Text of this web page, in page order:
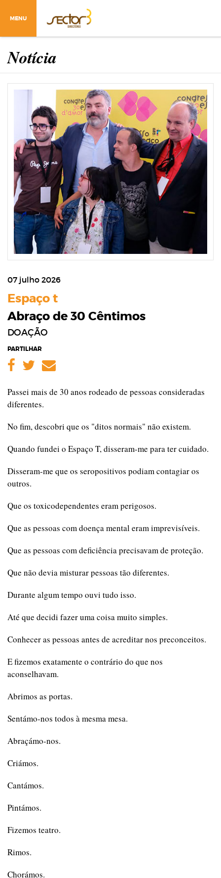
MENU
Notícia
07 julho 2026
Espaço t
Abraço de 30 Cêntimos
DOAÇÃO
PARTILHAR
Facebook
Twitter
Email
Passei mais de 30 anos rodeado de pessoas consideradas
diferentes.
No fim, descobri que os "ditos normais" não existem.
Quando fundei o Espaço T, disseram-me para ter cuidado.
Disseram-me que os seropositivos podiam contagiar os
outros.
Que os toxicodependentes eram perigosos.
Que as pessoas com doença mental eram imprevisíveis.
Que as pessoas com deficiência precisavam de proteção.
Que não devia misturar pessoas tão diferentes.
Durante algum tempo ouvi tudo isso.
Até que decidi fazer uma coisa muito simples.
Conhecer as pessoas antes de acreditar nos preconceitos.
E fizemos exatamente o contrário do que nos
aconselhavam.
Abrimos as portas.
Sentámo-nos todos à mesma mesa.
Abraçámo-nos.
Criámos.
Cantámos.
Pintámos.
Fizemos teatro.
Rimos.
Chorámos.